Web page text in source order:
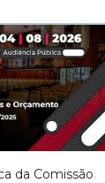
da Comissão